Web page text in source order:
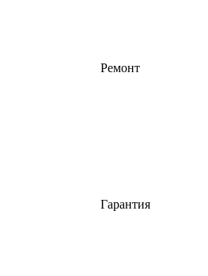
Ремонт
Гарантия